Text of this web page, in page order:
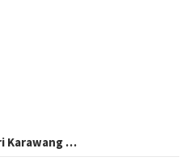
Karawang …